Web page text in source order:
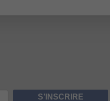
S’INSCRIRE